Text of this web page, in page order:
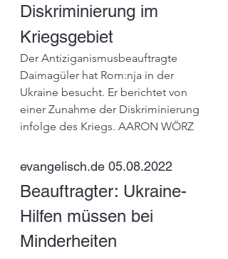
Diskriminierung im
Kriegsgebiet
Der Antiziganismusbeauftragte
Daimagüler hat Rom:­nja in der
Ukraine besucht. Er berichtet von
einer Zunahme der Diskriminierung
infolge des Kriegs. AARON WÖRZ
evangelisch.de 05.08.2022
Beauftragter: Ukraine-
Hilfen müssen bei
Minderheiten